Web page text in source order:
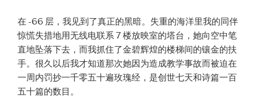
在 -66 层，我见到了真正的黑暗。失重的海洋里我的同伴
惊慌失措地用无线电联系 7 楼放映室的塔台，她向空中笔
直地坠落下去，而我抓住了金碧辉煌的楼梯间的镶金的扶
手。很久以后我才知道那次她因为造成教学事故而被迫在
一周内罚抄一千零五十遍玫瑰经，是创世七天和诗篇一百
五十篇的数目。